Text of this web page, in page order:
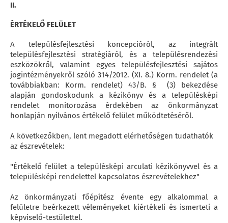
II.
ÉRTÉKELŐ FELÜLET
A településfejlesztési koncepcióról, az integrált
településfejlesztési stratégiáról, és a településrendezési
eszközökről, valamint egyes településfejlesztési sajátos
jogintézményekről szóló 314/2012. (XI. 8.) Korm. rendelet (a
továbbiakban: Korm. rendelet) 43/B. § (3) bekezdése
alapján gondoskodunk a kézikönyv és a településképi
rendelet monitorozása érdekében az önkormányzat
honlapján nyilvános értékelő felület működtetéséről.
A következőkben, lent megadott elérhetőségen tudathatók
az észrevételek:
"Értékelő felület a településképi arculati kézikönyvvel és a
településképi rendelettel kapcsolatos észrevételekhez"
Az önkormányzati főépítész évente egy alkalommal a
felületre beérkezett véleményeket kiértékeli és ismerteti a
képviselő-testülettel.